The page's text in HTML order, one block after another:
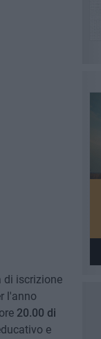
di iscrizione
l'anno
20.00 di
e